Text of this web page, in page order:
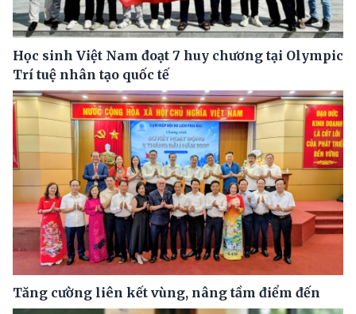
Học sinh Việt Nam đoạt 7 huy chương tại Olympic
Trí tuệ nhân tạo quốc tế
Tăng cường liên kết vùng, nâng tầm điểm đến